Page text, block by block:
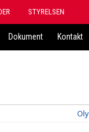
STYRELSEN
Dokument Kontakt